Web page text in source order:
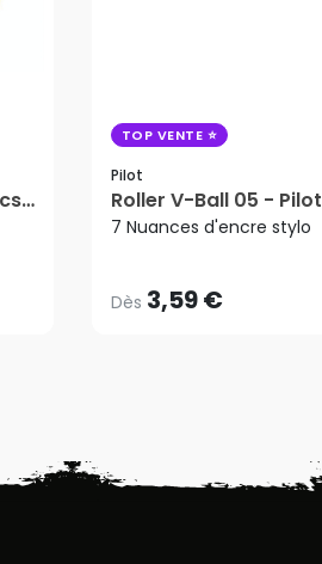
TOP VENTE
Pilot
Roller V-Ball 05 - Pilot
7 Nuances d'encre stylo
Dès 3,59 €
Dès 3,59 €